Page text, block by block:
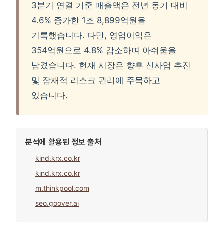
3분기 연결 기준 매출액은 전년 동기 대비
4.6% 증가한 1조 8,899억원을
기록했습니다. 다만, 영업이익은
354억원으로 4.8% 감소하며 아쉬움을
남겼습니다. 현재 시장은 향후 신사업 추진
및 잠재적 리스크 관리에 주목하고
있습니다.
분석에 활용된 정보 출처
kind.krx.co.kr
kind.krx.co.kr
m.thinkpool.com
seo.goover.ai